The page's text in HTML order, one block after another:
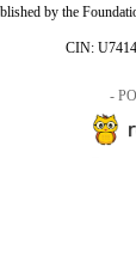
by the
CIN:
-